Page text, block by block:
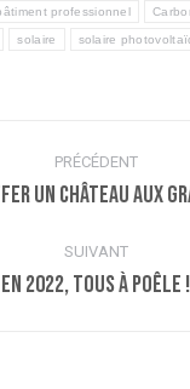
professionnel
solaire solaire
PRÉCÉDENT
Article
:
un château aux
SUIVANT
Article
En 2022, tous à poêle !